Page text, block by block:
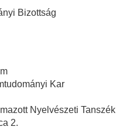
Bizottság
Kar
Nyelvészeti Tanszék
2.